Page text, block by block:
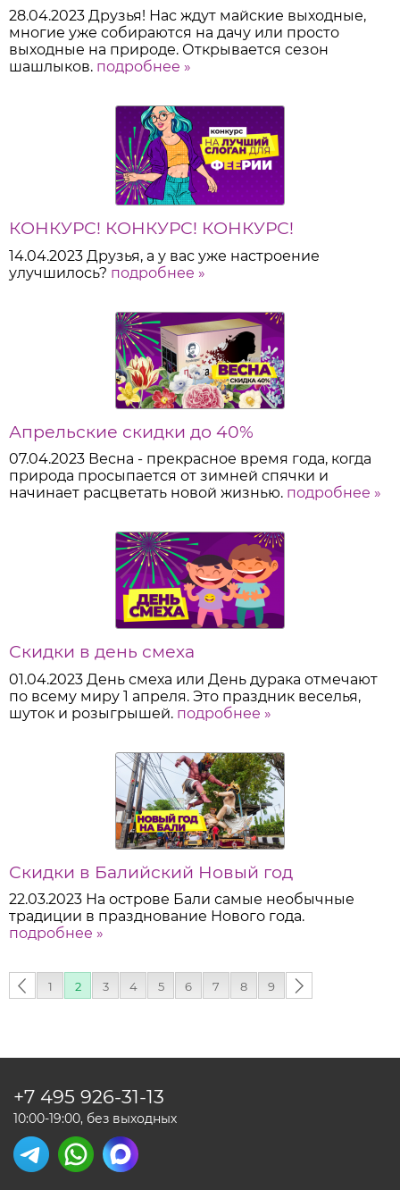
28.04.2023 Друзья! Нас ждут майские выходные,
многие уже собираются на дачу или просто
выходные на природе. Открывается сезон
шашлыков. подробнее »
КОНКУРС! КОНКУРС! КОНКУРС!
14.04.2023 Друзья, а у вас уже настроение
улучшилось? подробнее »
Апрельские скидки до 40%
07.04.2023 Весна - прекрасное время года, когда
природа просыпается от зимней спячки и
начинает расцветать новой жизнью. подробнее »
Скидки в день смеха
01.04.2023 День смеха или День дурака отмечают
по всему миру 1 апреля. Это праздник веселья,
шуток и розыгрышей. подробнее »
Скидки в Балийский Новый год
22.03.2023 На острове Бали самые необычные
традиции в празднование Нового года.
подробнее »
‹
1 2 3 4 5 6 7 8 9
следующая
+7 495 926-31-13
10:00-19:00, без выходных